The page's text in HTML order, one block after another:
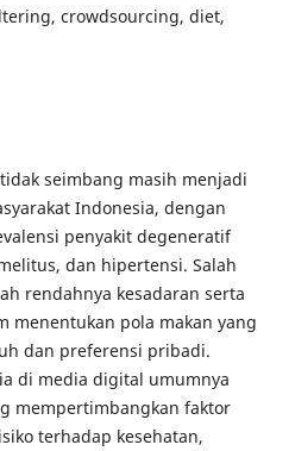
crowdsourcing, diet,
seimbang masih menjadi
Indonesia, dengan
penyakit degeneratif
dan hipertensi. Salah
rendahnya kesadaran serta
menentukan pola makan yang
dan preferensi pribadi.
di media digital umumnya
mempertimbangkan faktor
terhadap kesehatan,